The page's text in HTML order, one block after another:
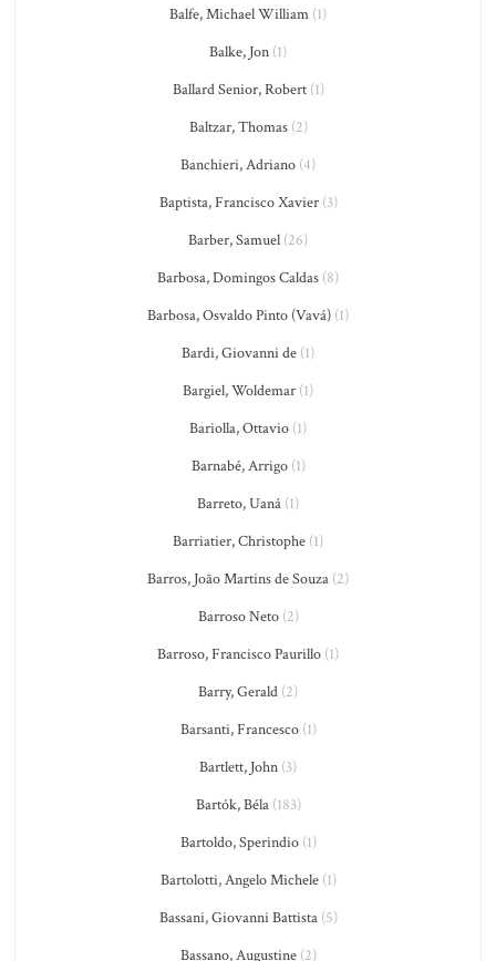
Balfe, Michael William (1)
Balke, Jon (1)
Ballard Senior, Robert(1)
Baltzar, Thomas(2)
Banchieri, Adriano (4)
Baptista, Francisco Xavier(3)
Barber, Samuel (26)
Barbosa, Domingos Caldas (8)
Barbosa, Osvaldo Pinto (Vavá) (1)
Bardi, Giovanni de (1)
Bargiel, Woldemar (1)
Bariolla, Ottavio (1)
Barnabé, Arrigo(1)
Barreto, Uaná (1)
Barriatier, Christophe (1)
Barros, João Martins de Souza (2)
Barroso Neto(2)
Barroso, Francisco Paurillo (1)
Barry, Gerald (2)
Barsanti, Francesco(1)
Bartlett, John (3)
Bartók, Béla(183)
Bartoldo, Sperindio(1)
Bartolotti, Angelo Michele(1)
Bassani, Giovanni Battista(5)
Bassano, Augustine(2)